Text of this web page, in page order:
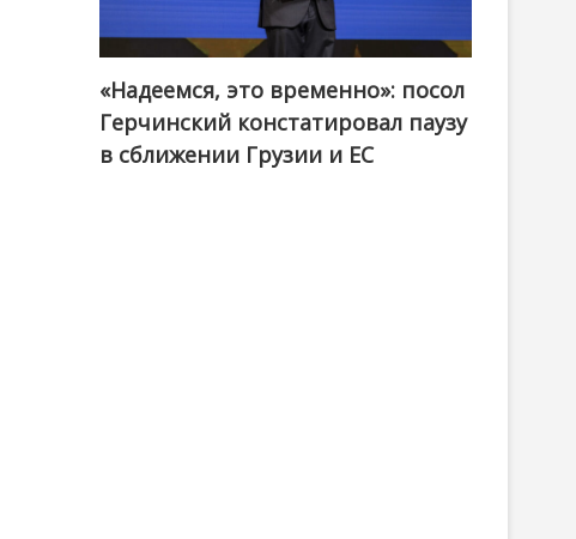
«Надеемся, это временно»: посол
Герчинский констатировал паузу
в сближении Грузии и ЕС